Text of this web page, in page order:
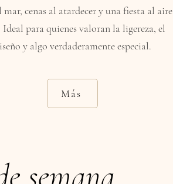
mar, cenas al atardecer y una fiesta al aire
para quienes valoran la ligereza, el
y algo verdaderamente especial.
Más
semana